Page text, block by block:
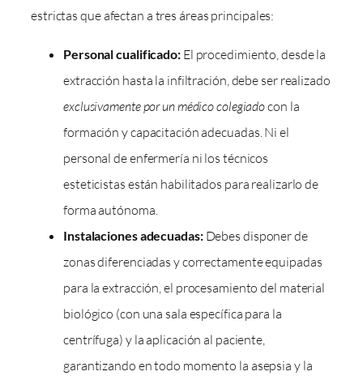
estrictas que afectan a tres áreas principales:
Personal cualificado:El procedimiento, desde la
extracción hasta la infiltración, debe ser realizado
exclusivamente por un médico colegiadocon la
formación y capacitación adecuadas. Ni el
personal de enfermería ni los técnicos
esteticistas están habilitados para realizarlo de
forma autónoma.
Instalaciones adecuadas:Debes disponer de
zonas diferenciadas y correctamente equipadas
para la extracción, el procesamiento del material
biológico (con una sala específica para la
centrífuga) y la aplicación al paciente,
garantizando en todo momento la asepsia y la